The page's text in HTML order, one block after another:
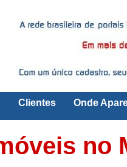
Clientes Onde
no